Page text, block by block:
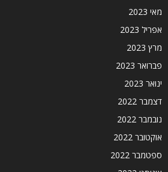
מאי 2023
אפריל 2023
מרץ 2023
פברואר 2023
ינואר 2023
דצמבר 2022
נובמבר 2022
אוקטובר 2022
ספטמבר 2022